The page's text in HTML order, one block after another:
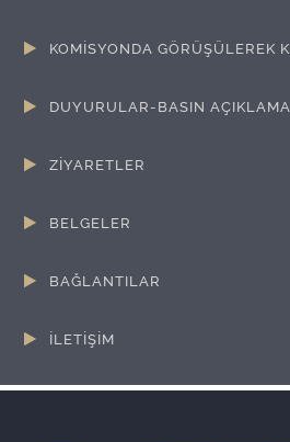
KOMİSYONDA GÖRÜŞÜLEREK
DUYURULAR-BASIN
ZİYARETLER
BELGELER
BAĞLANTILAR
İLETİŞİM